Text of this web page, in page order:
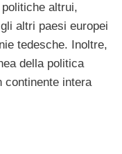
altrui,
altri paesi europei
tedesche. Inoltre,
della politica
continente intera